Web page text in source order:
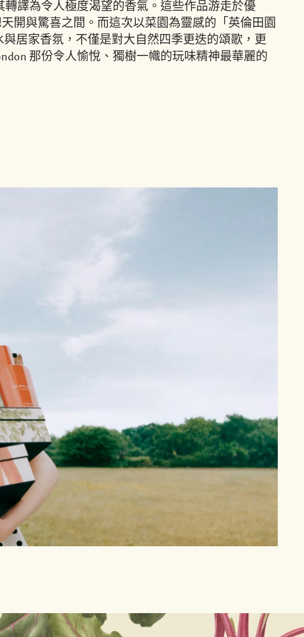
轉譯為令人極度渴望的香氣。這些作品游走於優
開與驚喜之間。而這次以菜園為靈感的「英倫田園
與居家香氛，不僅是對大自然四季更迭的頌歌，更
那份令人愉悅、獨樹一幟的玩味精神最華麗的